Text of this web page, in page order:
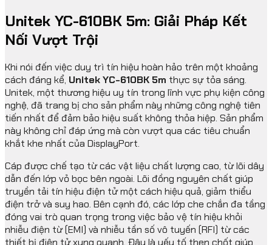
Unitek YC-610BK 5m: Giải Pháp Kết
Nối Vượt Trội
Khi nói đến việc duy trì tín hiệu hoàn hảo trên một khoảng
cách đáng kể, Unitek YC-610BK 5m thực sự tỏa sáng.
Unitek, một thương hiệu uy tín trong lĩnh vực phụ kiện công
nghệ, đã trang bị cho sản phẩm này những công nghệ tiên
tiến nhất để đảm bảo hiệu suất không thỏa hiệp. Sản phẩm
này không chỉ đáp ứng mà còn vượt qua các tiêu chuẩn
khắt khe nhất của DisplayPort.
Cáp được chế tạo từ các vật liệu chất lượng cao, từ lõi dây
dẫn đến lớp vỏ bọc bên ngoài. Lõi đồng nguyên chất giúp
truyền tải tín hiệu điện tử một cách hiệu quả, giảm thiểu
điện trở và suy hao. Bên cạnh đó, các lớp che chắn đa tầng
đóng vai trò quan trọng trong việc bảo vệ tín hiệu khỏi
nhiễu điện từ (EMI) và nhiễu tần số vô tuyến (RFI) từ các